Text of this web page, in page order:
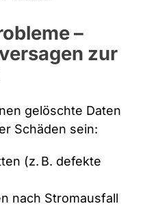
–
zur
gelöschte Daten
Schäden sein:
(z. B. defekte
nach Stromausfall